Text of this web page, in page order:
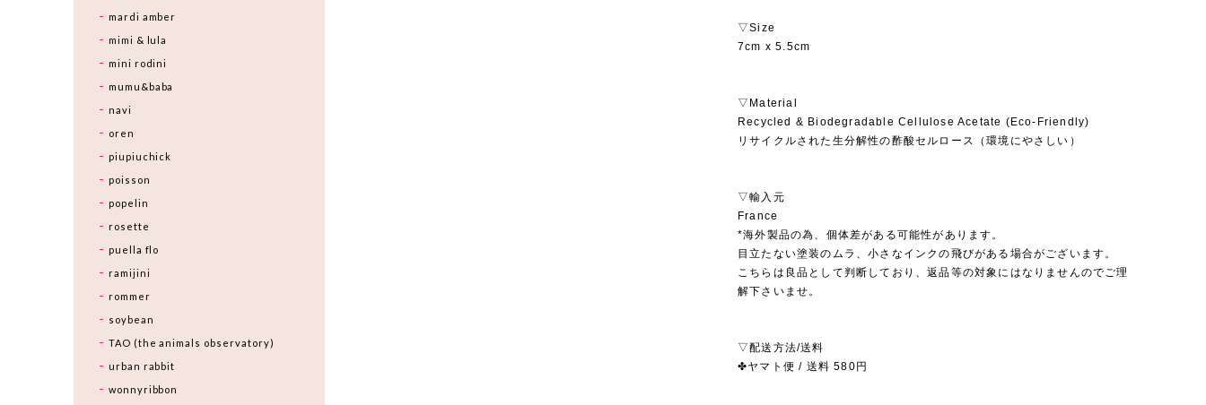
▽Size
7cm x 5.5cm
▽Material
Recycled & Biodegradable Cellulose Acetate (Eco-Friendly)
リサイクルされた生分解性の酢酸セルロース（環境にやさしい）
▽輸入元
France
*海外製品の為、個体差がある可能性があります。
目立たない塗装のムラ、小さなインクの飛びがある場合がございます。
こちらは良品として判断しており、返品等の対象にはなりませんのでご理
解下さいませ。
▽配送方法/送料
✤ヤマト便 / 送料 580円
mardi amber
mimi & lula
mini rodini
mumu&baba
navi
oren
piupiuchick
poisson
popelin
rosette
puella flo
ramijini
rommer
soybean
TAO (the animals observatory)
urban rabbit
wonnyribbon